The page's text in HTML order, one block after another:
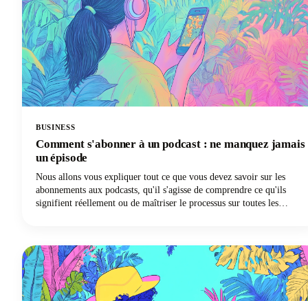
BUSINESS
Comment s'abonner à un podcast : ne manquez jamais
un épisode
Nous allons vous expliquer tout ce que vous devez savoir sur les
abonnements aux podcasts, qu'il s'agisse de comprendre ce qu'ils
signifient réellement ou de maîtriser le processus sur toutes les